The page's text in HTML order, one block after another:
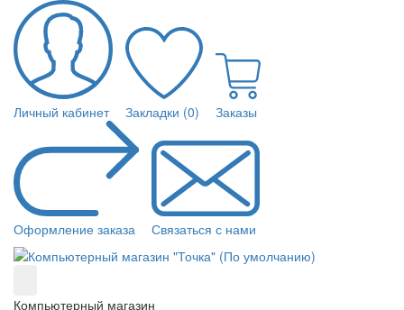
Личный кабинет Закладки (0) Заказы
Оформление заказа Связаться с нами
Компьютерный магазин